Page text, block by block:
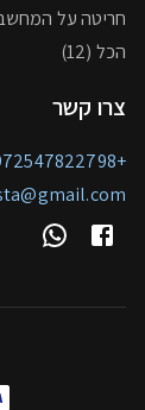
חריטה על
הכל (12)
צרו קשר
+972547822798